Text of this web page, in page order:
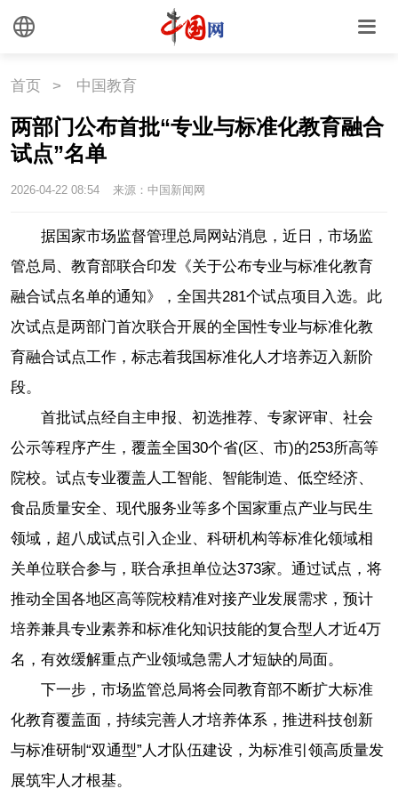
国情
国情
首页 > 中国教育
两部门公布首批“专业与标准化教育融合
试点”名单
2026-04-22 08:54 来源：中国新闻网
据国家市场监督管理总局网站消息，近日，市场监
管总局、教育部联合印发《关于公布专业与标准化教育
融合试点名单的通知》，全国共281个试点项目入选。此
次试点是两部门首次联合开展的全国性专业与标准化教
育融合试点工作，标志着我国标准化人才培养迈入新阶
段。
首批试点经自主申报、初选推荐、专家评审、社会
公示等程序产生，覆盖全国30个省(区、市)的253所高等
院校。试点专业覆盖人工智能、智能制造、低空经济、
食品质量安全、现代服务业等多个国家重点产业与民生
领域，超八成试点引入企业、科研机构等标准化领域相
关单位联合参与，联合承担单位达373家。通过试点，将
推动全国各地区高等院校精准对接产业发展需求，预计
培养兼具专业素养和标准化知识技能的复合型人才近4万
名，有效缓解重点产业领域急需人才短缺的局面。
下一步，市场监管总局将会同教育部不断扩大标准
化教育覆盖面，持续完善人才培养体系，推进科技创新
与标准研制“双通型”人才队伍建设，为标准引领高质量发
展筑牢人才根基。